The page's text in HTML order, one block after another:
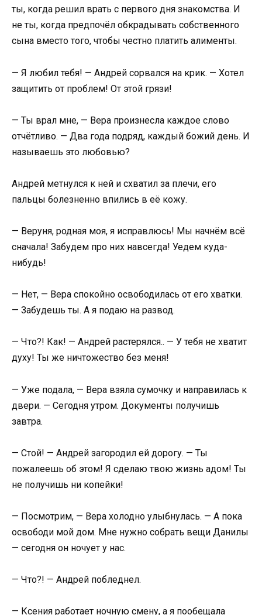
ты, когда решил врать с первого дня знакомства. И
не ты, когда предпочёл обкрадывать собственного
сына вместо того, чтобы честно платить алименты.
— Я любил тебя! — Андрей сорвался на крик. — Хотел
защитить от проблем! От этой грязи!
— Ты врал мне, — Вера произнесла каждое слово
отчётливо. — Два года подряд, каждый божий день. И
называешь это любовью?
Андрей метнулся к ней и схватил за плечи, его
пальцы болезненно впились в её кожу.
— Веруня, родная моя, я исправлюсь! Мы начнём всё
сначала! Забудем про них навсегда! Уедем куда-
нибудь!
— Нет, — Вера спокойно освободилась от его хватки.
— Забудешь ты. А я подаю на развод.
— Что?! Как! — Андрей растерялся.. — У тебя не хватит
духу! Ты же ничтожество без меня!
— Уже подала, — Вера взяла сумочку и направилась к
двери. — Сегодня утром. Документы получишь
завтра.
— Стой! — Андрей загородил ей дорогу. — Ты
пожалеешь об этом! Я сделаю твою жизнь адом! Ты
не получишь ни копейки!
— Посмотрим, — Вера холодно улыбнулась. — А пока
освободи мой дом. Мне нужно собрать вещи Данилы
— сегодня он ночует у нас.
— Что?! — Андрей побледнел.
— Ксения работает ночную смену, а я пообещала